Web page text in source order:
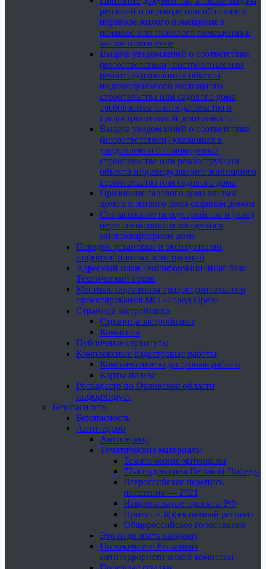
решений о переводе или об отказе в
переводе жилого помещения в
нежилое или нежилого помещения в
жилое помещение
Выдача уведомлений о соответствии
(несоответствии) построенных или
реконструированных объекта
индивидуального жилищного
строительства или садового дома
требованиям законодательства о
градостроительной деятельности
Выдача уведомлений о соответствии
(несоответствии) указанных в
уведомлении о планируемых
строительстве или реконструкции
объекта индивидуального жилищного
строительства или садового дома
Признание садового дома жилым
домом и жилого дома садовым домом
Согласование переустройства и (или)
перепланировки помещения в
многоквартирном доме
Порядок установки и эксплуатации
информационных конструкций
Адресный план Геоинформационная база
Технический архив
Местные нормативы градостроительного
проектирования МО «Город Орёл»
Страница застройщика
Страница застройщика
Комиссия
Публичные сервитуты
Комплексные кадастровые работы
Комплексные кадастровые работы
Карты-планы
Роскадастр по Орловской области
информирует
Безопасность
Безопасность
Антитеррор
Антитеррор
Тематические материалы
Тематические материалы
77-я годовщина Великой Победы
Всероссийская перепись
населения — 2021
Национальные проекты РФ
Проект «Эффективный регион»
Общероссийское голосование
Это надо знать каждому
Положение и Регламент
антитеррористической комиссии